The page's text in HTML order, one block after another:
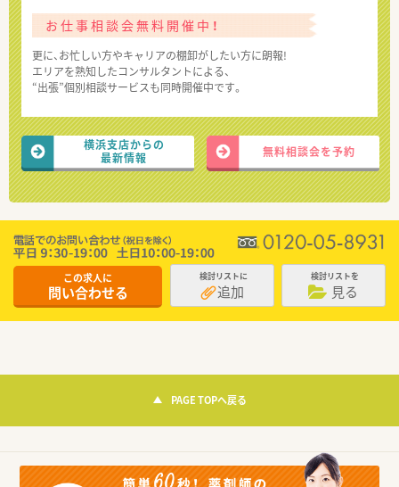
お仕事相談会無料開催中！
更に、お忙しい方やキャリアの棚卸がしたい方に朗報!
エリアを熟知したコンサルタントによる、
“出張”個別相談サービスも同時開催中です。
横浜支店からの
最新情報
無料相談会を予約
この求人に
問い合わせる
検討リストに
追加
検討リストを
見る
PAGE TOPへ戻る